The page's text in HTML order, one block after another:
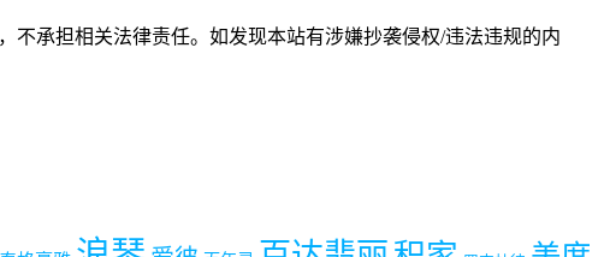
承担相关法律责任。如发现本站有涉嫌抄袭侵权/违法违规的内